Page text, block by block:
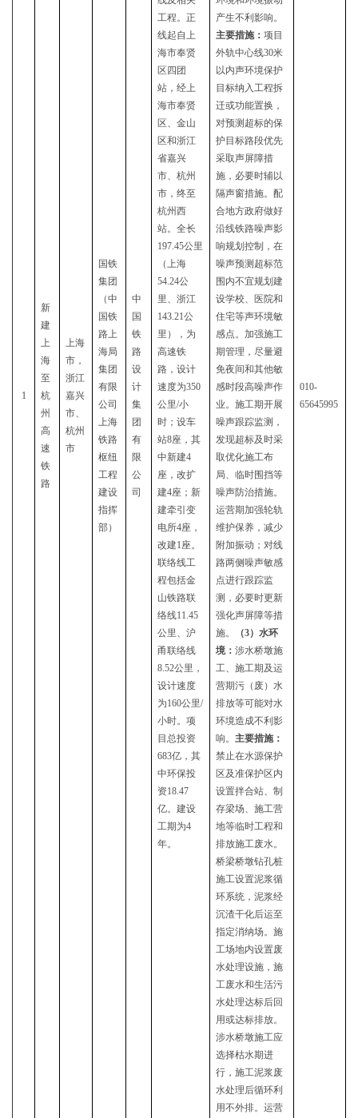
1
新
建
上
海
至
杭
州
高
速
铁
路
上海
市，
浙江
嘉兴
市、
杭州
市
国铁
集团
（中
国铁
路上
海局
集团
有限
公司
上海
铁路
枢纽
工程
建设
指挥
部）
中
国
铁
路
设
计
集
团
有
限
公
司
工程。正
线起自上
海市奉贤
区四团
站，经上
海市奉贤
区、金山
区和浙江
省嘉兴
市、杭州
市，终至
杭州西
站。全长
197.45公里
（上海
54.24公
里、浙江
143.21公
里），为
高速铁
路，设计
速度为350
公里/小
时；设车
站8座，其
中新建4
座，改扩
建4座；新
建牵引变
电所4座，
改建1座。
联络线工
程包括金
山铁路联
络线11.45
公里、沪
甬联络线
8.52公里，
设计速度
为160公里/
小时。项
目总投资
683亿，其
中环保投
资18.47
亿。建设
工期为4
年。
产生不利影响。
主要措施：项目
外轨中心线30米
以内声环境保护
目标纳入工程拆
迁或功能置换，
对预测超标的保
护目标路段优先
采取声屏障措
施，必要时辅以
隔声窗措施。配
合地方政府做好
沿线铁路噪声影
响规划控制，在
噪声预测超标范
围内不宜规划建
设学校、医院和
住宅等声环境敏
感点。加强施工
期管理，尽量避
免夜间和其他敏
感时段高噪声作
业。施工期开展
噪声跟踪监测，
发现超标及时采
取优化施工布
局、临时围挡等
噪声防治措施。
运营期加强轮轨
维护保养，减少
附加振动；对线
路两侧噪声敏感
点进行跟踪监
测，必要时更新
强化声屏障等措
施。
（3）水环
境：涉水桥墩施
工、施工期及运
营期污（废）水
排放等可能对水
环境造成不利影
响。主要措施：
禁止在水源保护
区及准保护区内
设置拌合站、制
存梁场、施工营
地等临时工程和
排放施工废水。
桥梁桥墩钻孔桩
施工设置泥浆循
环系统，泥浆经
沉渣干化后运至
指定消纳场。施
工场地内设置废
水处理设施，施
工废水和生活污
水处理达标后回
用或达标排放。
涉水桥墩施工应
选择枯水期进
行，施工泥浆废
水处理后循环利
用不外排。运营
010-
65645995